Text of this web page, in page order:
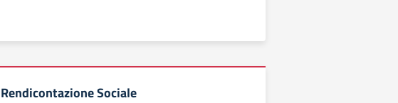
Rendicontazione Sociale